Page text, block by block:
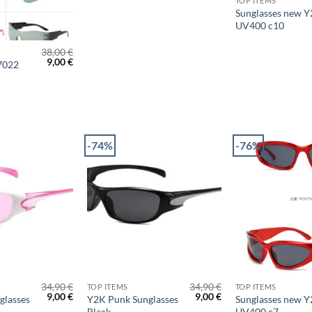
38,00€
Original
price
9,00€Η
Sunglasses new
UV400 c10
34,90€
Original
price
9,00€Η
τρέχουσα
-74%
TOP ITEMS
Y2K Punk Sunglasses
34,90€
Original
price
9,00€Η
τρέχουσα
-76%
+
TOP ITEMS
Sunglasses new